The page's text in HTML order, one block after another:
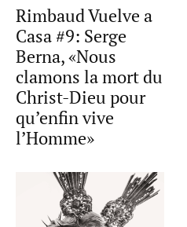
Rimbaud Vuelve a
Casa #9: Serge
Berna, «Nous
clamons la mort du
Christ-Dieu pour
qu’enfin vive
l’Homme»